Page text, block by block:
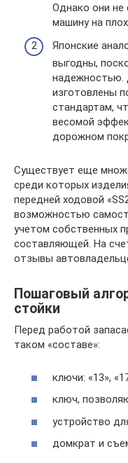
Однако они не
машину на
Японские
выгодны,
надежностью.
изготовлены
стандартам,
весомой
дорожном
Существует еще
среди которых
передней ходовой
возможностью
учетом собственных
составляющей. На
отзывы
Пошаговый
стойки
Перед работой
таком «составе»:
ключи: «13»,
ключ,
устройство
домкрат и